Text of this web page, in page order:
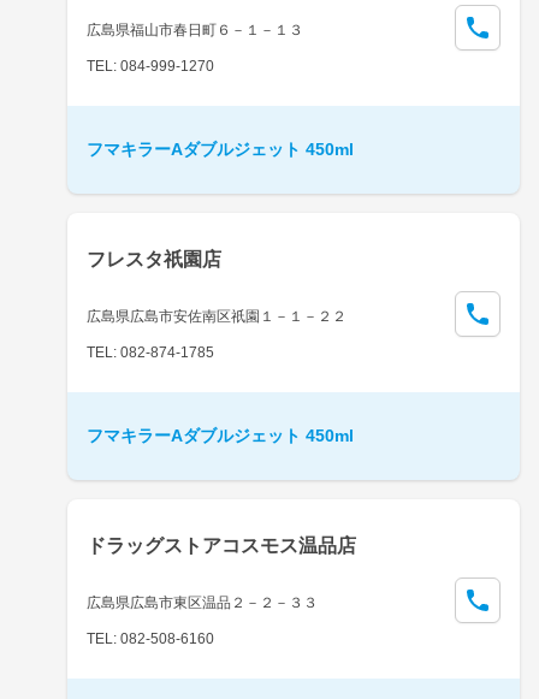
広島県福山市春日町６－１－１３
TEL: 084-999-1270
フマキラーAダブルジェット 450ml
フレスタ祇園店
広島県広島市安佐南区祇園１－１－２２
TEL: 082-874-1785
フマキラーAダブルジェット 450ml
ドラッグストアコスモス温品店
広島県広島市東区温品２－２－３３
TEL: 082-508-6160